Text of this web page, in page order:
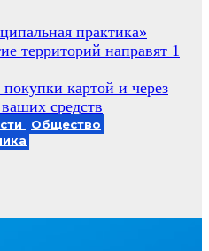
практика»
территорий направят 1
картой и через
средств
Общество